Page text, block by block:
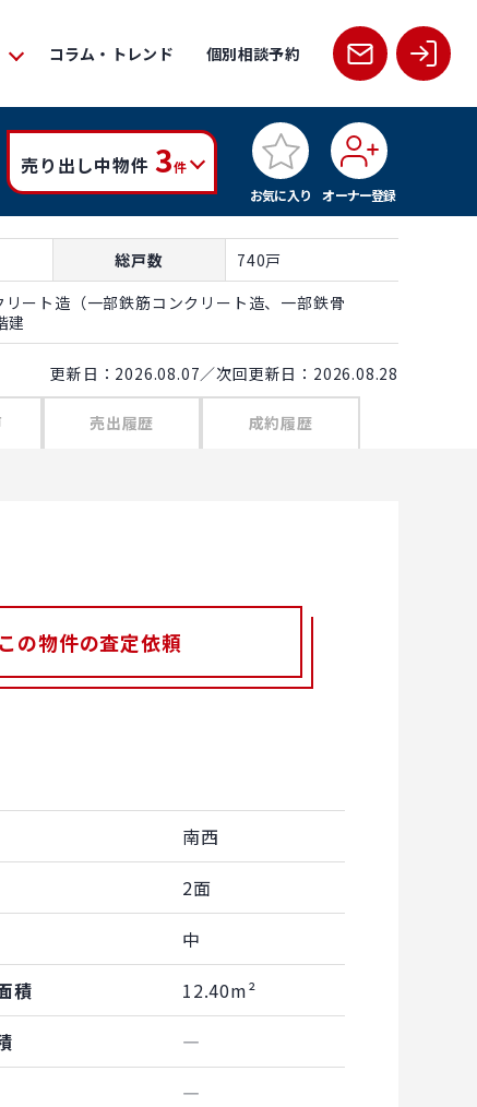
コラム・トレンド 個別相談予約
売り出し中物件 3件
お気に入り
オーナー登録
総戸数 740戸
ート造（一部鉄筋コンクリート造、一部鉄骨
建
更新日：2026.08.07／次回更新日：2026.08.28
売出履歴 成約履歴
この物件の査定依頼
南西
2面
中
積
12.40m²
―
―